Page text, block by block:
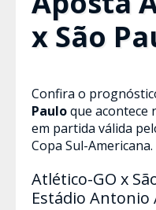
x São
Confira o
Pauloque acontece
em partida válida
Copa Sul-Americana.
Atlético-GO x
Estádio Antonio